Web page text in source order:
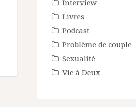
Interview
Livres
Podcast
Problème de couple
Sexualité
Vie à Deux